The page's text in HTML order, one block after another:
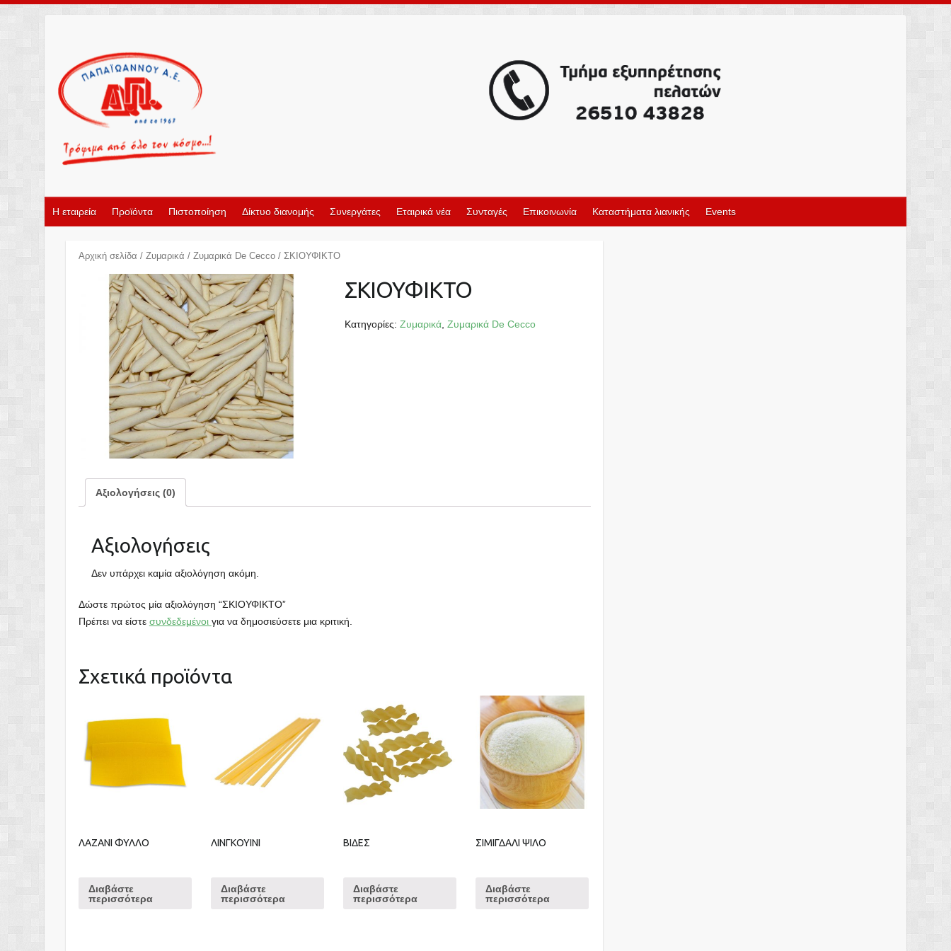
Η εταιρεία Προϊόντα Πιστοποίηση Δίκτυο διανομής Συνεργάτες Εταιρικά νέα Συνταγές Επικοινωνία Καταστήματα λιανικής Events
Αρχική σελίδα / Ζυμαρικά / Ζυμαρικά De Cecco/ ΣΚΙΟΥΦΙΚΤΟ
ΣΚΙΟΥΦΙΚΤΟ
Κατηγορίες:Ζυμαρικά ,Ζυμαρικά De Cecco
Αξιολογήσεις (0)
Αξιολογήσεις
Δεν υπάρχει καμία αξιολόγηση ακόμη.
Δώστε πρώτος μία αξιολόγηση “ΣΚΙΟΥΦΙΚΤΟ”
Πρέπει να είστε συνδεδεμένοι για να δημοσιεύσετε μια κριτική.
Σχετικά προϊόντα
ΛΑΖΑΝΙ ΦΥΛΛΟ
Διαβάστε
περισσότερα
ΛΙΝΓΚΟΥΙΝΙ
Διαβάστε
περισσότερα
ΒΙΔΕΣ
Διαβάστε
περισσότερα
ΣΙΜΙΓΔΑΛΙ ΨΙΛΟ
Διαβάστε
περισσότερα